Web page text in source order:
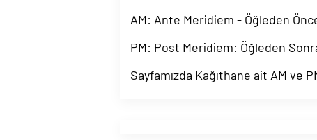
AM: Ante Meridiem - Öğleden
PM: Post Meridiem: Öğleden
Sayfamızda Kağıthane ait AM ve